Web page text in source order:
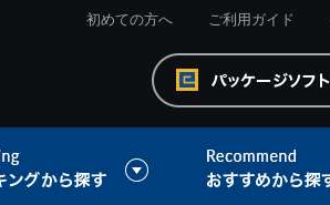
初めての方へ ご利用ガイド